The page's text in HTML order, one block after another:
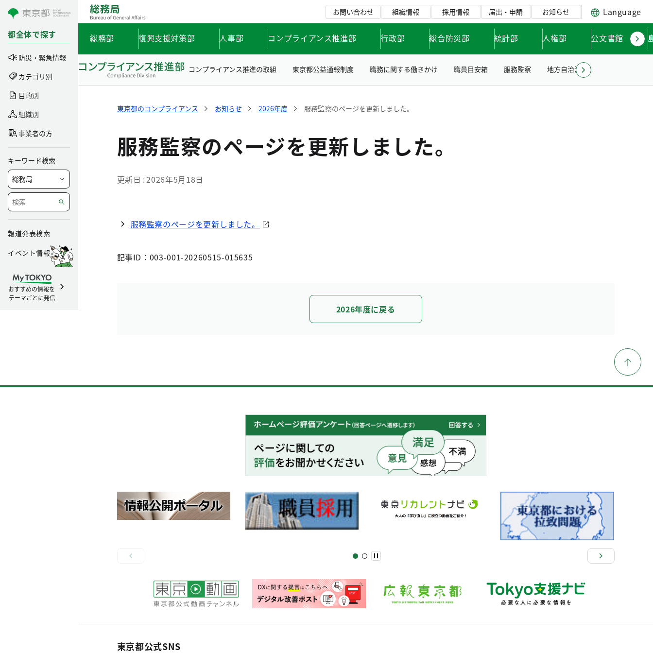
コンテンツにスキップ
都全体で探す
防災・緊急情報
カテゴリ別
目的別
組織別
事業者の方
キーワード検索
報道発表検索
イベント情報
おすすめの情報を
テーマごとに発信
お問い合わせ 組織情報 採用情報 届出・申請 お知らせ Language
総務部 復興支援対策部 人事部 コンプライアンス推進部 行政部 総合防災部 統計部 人権部 公文書館
コンプライアンス推進の取組 東京都公益通報制度 職務に関する働きかけ 職員目安箱 服務監察 地方自治法に基づく内部統制
東京都のコンプライアンス お知らせ 2026年度 服務監察のページを更新しました。
服務監察のページを更新しました。
更新日 2026年5月18日
服務監察のページを更新しました。
記事ID：003-001-20260515-015635
2026年度に戻る
東京都公式SNS